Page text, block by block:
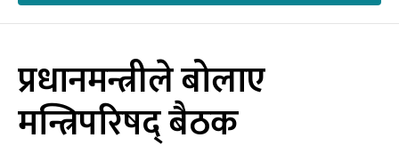
प्रधानमन्त्रीले बोलाए
मन्त्रिपरिषद् बैठक